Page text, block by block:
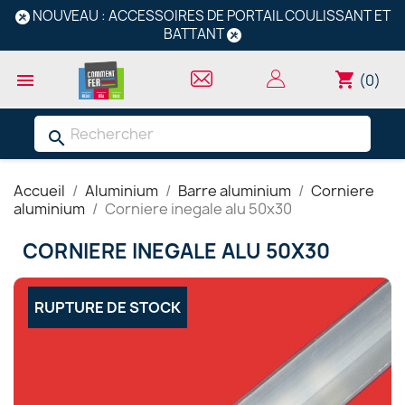
NOUVEAU : ACCESSOIRES DE PORTAIL COULISSANT ET
BATTANT
 shopping_cart (0)
search
Accueil Aluminium Barre aluminium
Corniere
aluminium
Corniere inegale alu 50x30
CORNIERE INEGALE ALU 50X30
RUPTURE DE STOCK